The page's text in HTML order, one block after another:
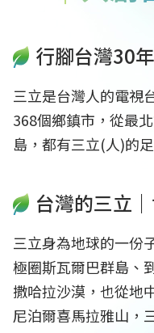
行腳台灣30年
三立是台灣人的電視
368個鄉鎮市，從最
島，都有三立(人)的
台灣的三立
三立身為地球的一份
極圈斯瓦爾巴群島、
撒哈拉沙漠，也從地
尼泊爾喜馬拉雅山，